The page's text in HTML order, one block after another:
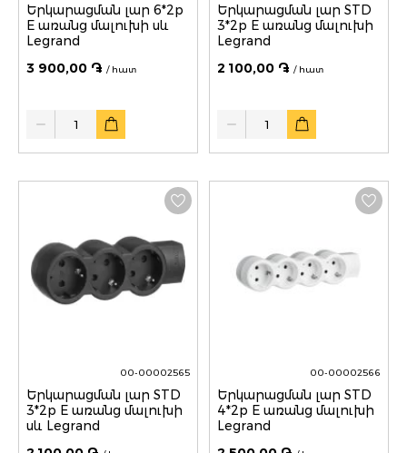
Երկարացման լար 6*2p
E առանց մալուխի սև
Legrand
3 900,00 ֏ / հատ
Quantity
Երկարացման լար STD
3*2p E առանց մալուխի
Legrand
2 100,00 ֏ / հատ
Quantity
00-00002565
Երկարացման լար STD
3*2p E առանց մալուխի
սև Legrand
00-00002566
Երկարացման լար STD
4*2p E առանց մալուխի
Legrand